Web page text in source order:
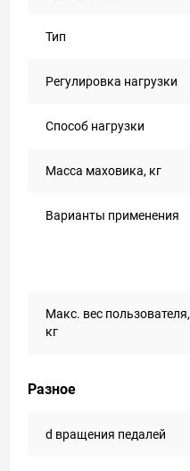
Тип
Регулировка нагрузки
Способ нагрузки
Масса маховика, кг
Варианты применения
Макс. вес пользователя,
кг
Разное
d вращения педалей